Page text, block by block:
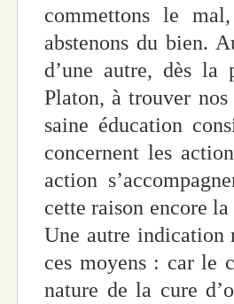
commettons le
abstenons du bien.
d’une autre, dès la
Platon, à trouver
saine éducation
concernent les
action
cette raison encore
Une autre indication
ces moyens : car le
nature de la cure